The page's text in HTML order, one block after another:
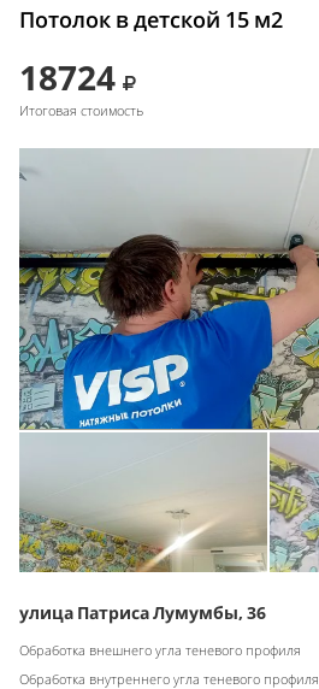
Потолок в детской 15 м2
18724
Итоговая стоимость
улица Патриса Лумумбы, 36
Обработка внешнего угла теневого профиля
Обработка внутреннего угла теневого профиля